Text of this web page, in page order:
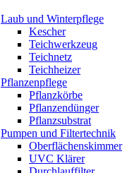
Laub und Winterpflege
Kescher
Teichwerkzeug
Teichnetz
Teichheizer
Pflanzenpflege
Pflanzkörbe
Pflanzendünger
Pflanzsubstrat
Pumpen und Filtertechnik
Oberflächenskimmer
UVC Klärer